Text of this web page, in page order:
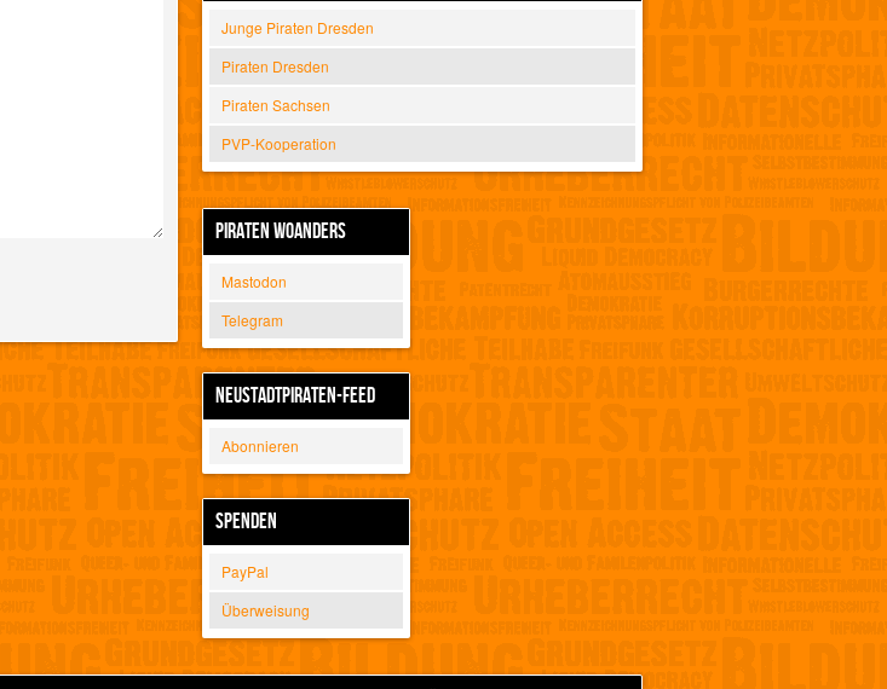
Junge Piraten Dresden
Piraten Dresden
Piraten Sachsen
PVP-Kooperation
PIRATEN WOANDERS
Mastodon
Telegram
NEUSTADTPIRATEN-FEED
Abonnieren
SPENDEN
PayPal
Überweisung